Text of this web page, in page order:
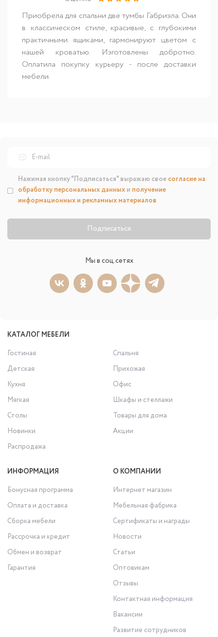
Приобрела для спальни две тумбы Габриэла. Они
в классическом стиле, красивые, с глубокими
практичными ящиками, гармонируют цветом с
нашей кроватью. Изготовлены добротно.
Оплатила покупку курьеру - после доставки
мебели.
Подписаться
Нажимая кнопку "Подписаться" выражаю свое согласие на
обработку персональных данных и получение
информационных и рекламных материалов
Мы в соц.сетях
КАТАЛОГ МЕБЕЛИ
Гостиная
Спальня
Детская
Прихожая
Кухня
Офис
Мягкая
Шкафы и стеллажи
Столы
Товары для дома
Новинки
Акции
Распродажа
ИНФОРМАЦИЯ
Бонусная программа
Оплата и доставка
Сборка мебели
Рассрочка и кредит
Обмен и возврат
Гарантия
О КОМПАНИИ
Интернет магазин
Мебельная фабрика
Сертификаты и награды
Новости
Статьи
Оптовикам
Отзывы
Контактная информация
Вакансии
Развитие сотрудников